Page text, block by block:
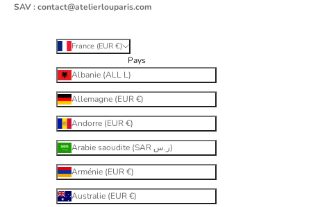
SAV :contact@atelierlouparis.com
France (EUR €)
Pays
Albanie (ALL L)
Allemagne (EUR €)
Andorre (EUR €)
Arabie saoudite (SAR ر.س)
Arménie (EUR €)
Australie (EUR €)